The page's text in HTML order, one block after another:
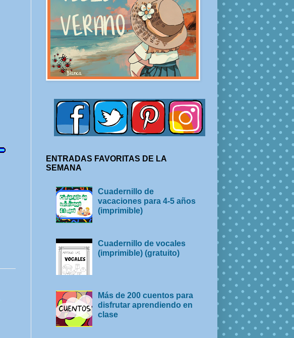
ENTRADAS FAVORITAS DE LA
SEMANA
Cuadernillo de
vacaciones para 4-5 años
(imprimible)
Cuadernillo de vocales
(imprimible) (gratuito)
Más de 200 cuentos para
disfrutar aprendiendo en
clase